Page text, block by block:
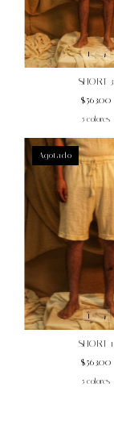
1/4
SHORT 3
$563.00
5 colores
1/4
Agotado
SHORT 1
$563.00
5 colores